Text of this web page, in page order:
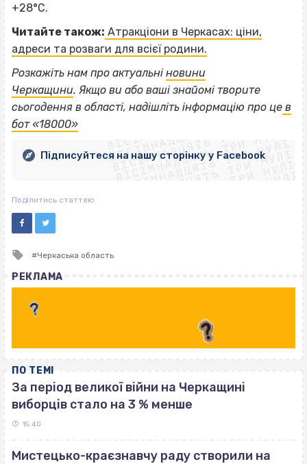
+28°С.
Читайте також: Атракціони в Черкасах: ціни,
адреси та розваги для всієї родини.
Розкажіть нам про актуальні новини
Черкащини. Якщо ви або ваші знайомі творите
сьогодення в області, надішліть інформацію про це в
бот «18000»
ВІСІМНАДЦЯТЬ ТРИ НУЛІ
ВІСІМНАДЦЯТЬ ТРИ НУЛІ
ВІСІМНАДЦЯТЬ ТРИ НУЛІ
ВІСІМНАДЦЯТЬ ТРИ НУЛІ
ВІСІМНАДЦЯТЬ ТРИ НУЛІ
ВІСІМНАДЦЯТЬ ТРИ НУЛІ
ВІСІМНАДЦЯТЬ ТРИ НУЛІ
ВІСІМНАДЦЯТЬ ТРИ НУЛІ
Підписуйтеся на нашу сторінку у Facebook
Поділитись статтею
Tagged
Черкаська область
РЕКЛАМА
ПО ТЕМІ
За період великої війни на Черкащині
виборців стало на 3 % менше
15:40
Мистецько-краєзнавчу раду створили на